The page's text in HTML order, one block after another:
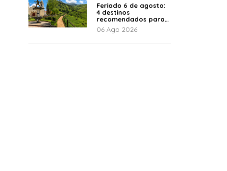
Feriado 6 de agosto:
4 destinos
recomendados para
disfrutar el descanso
06 Ago 2026